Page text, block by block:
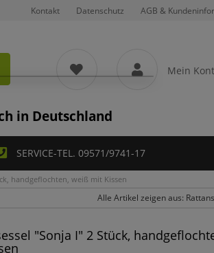
Kontakt Datenschutz AGB &
Mein
in Deutschland
SERVICE-TEL. 09571/9741-17
handgeflochten, weiß mit Kissen
Alle Artikel zeigen aus:
"Sonja I" 2 Stück,